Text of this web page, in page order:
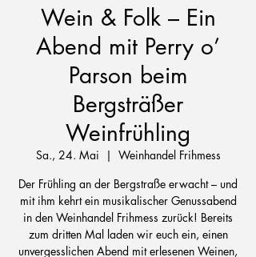
Wein & Folk – Ein
Abend mit Perry o’
Parson beim
Bergsträßer
Weinfrühling
Sa., 24. Mai
  |
Weinhandel Frihmess
Der Frühling an der Bergstraße erwacht – und
mit ihm kehrt ein musikalischer Genussabend
in den Weinhandel Frihmess zurück! Bereits
zum dritten Mal laden wir euch ein, einen
unvergesslichen Abend mit erlesenen Weinen,